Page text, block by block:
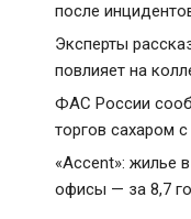
после
Эксперты
повлияет на
ФАС России
торгов сахаром
«Accent»: жилье
офисы — за 8,7